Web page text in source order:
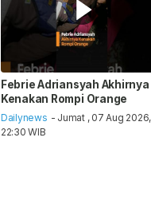
Febrie Adriansyah Akhirnya
Kenakan Rompi Orange
Dailynews - Jumat , 07 Aug 2026,
22:30 WIB